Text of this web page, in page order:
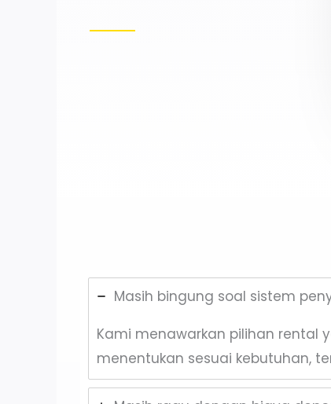
Masih bingung soal sistem
Kami menawarkan pilihan rental
menentukan sesuai kebutuhan,